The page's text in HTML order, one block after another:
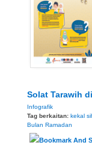
Solat Tarawih
Infografik
Tag berkaitan: kekal
Bulan Ramadan